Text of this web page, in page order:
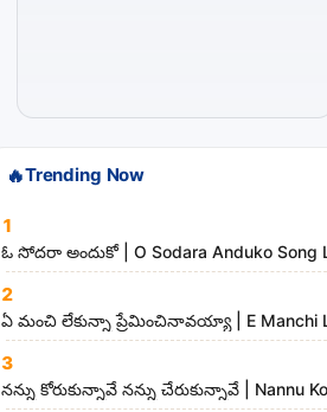
s
n
d
m
i
n
i
🔥Trending Now
1
ఓ సోదరా అందుకో | O Sodara Anduko Song
2
ఏ మంచి లేకున్నా ప్రేమించినావయ్యా | E Manchi
3
నన్ను కోరుకున్నావే నన్ను చేరుకున్నావే | Nannu